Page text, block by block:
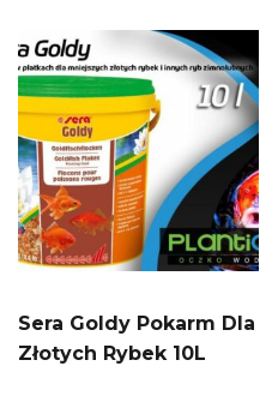
Sera Goldy Pokarm Dla
Złotych Rybek 10L